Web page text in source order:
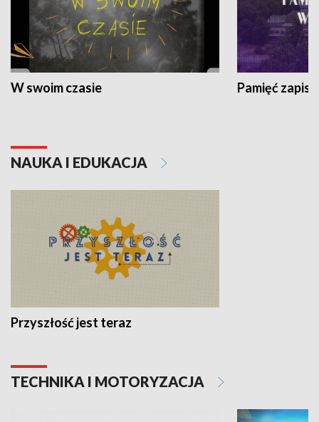
W swoim czasie Pamięć
NAUKA I EDUKACJA
Przyszłość jest teraz
TECHNIKA I MOTORYZACJA